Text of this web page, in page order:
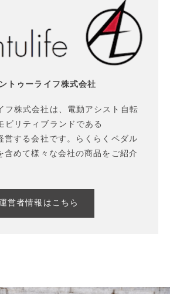
トゥーライフ株式会社
フ株式会社は、電動アシスト自転
ビリティブランドである
営する会社です。らくらくペダル
めて様々な会社の商品をご紹介
営者情報はこちら